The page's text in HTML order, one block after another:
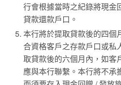
行會根據當時之紀錄將現金
貸款還款戶口。
本行將於提取貸款後的四個
合資格客戶之存款戶口或私
取貸款後的六個月內，如客
應與本行聯繫。本行將不承